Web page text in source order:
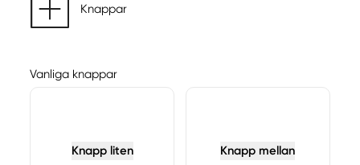
Knappar
Vanliga knappar
Knapp liten Knapp mellan